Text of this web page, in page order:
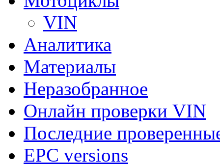
VIN
Аналитика
Материалы
Неразобранное
Онлайн проверки VIN
Последние
EPC versions